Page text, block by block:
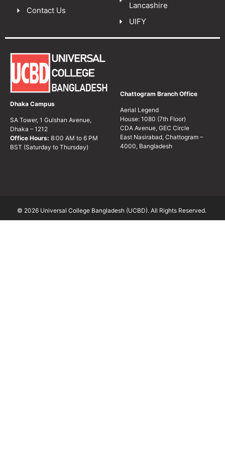
Contact Us
Lancashire
UIFY
Dhaka Campus
SA Tower, 1 Gulshan Avenue,
Dhaka – 1212
Office Hours: 8:00 AM to 6 PM
BST (Saturday to Thursday)
Chattogram Branch Office
Aerial Legend
House: 1080 (7th Floor)
CDA Avenue, GEC Circle
East Nasirabad, Chattogram –
4000, Bangladesh
© 2026 Universal College Bangladesh (UCBD). All Rights Reserved.